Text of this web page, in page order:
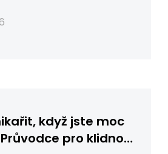
když jste moc
pro klidnou